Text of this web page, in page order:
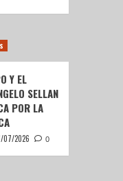
Y EL
SELLAN
POR LA
07/2026 0